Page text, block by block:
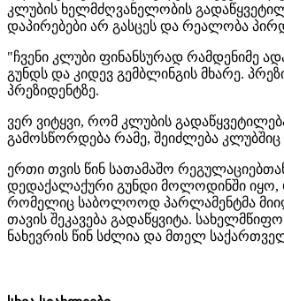
კლუბის ხელმძღვანელობის
დაპირებები არ გასცეს და რეალობა
"ჩვენი კლუბი ფინანსურად რამდენიმე
გუნდს და კიდევ გემბლინგის მხარე.
პრეზიდენტზე.
ვერ ვიტყვი, რომ კლუბის
გამოსწორდება რამე, შეიძლება
ერთი თვის წინ სათამაშო
დედაქალაქური გუნდი მოლოდინში იყო,
რომელიც საბოლოოდ პარლამენტმა მიიღო
თავის შეკავება გადაწყვიტა.
ნახევრის წინ სძლია და მთელ